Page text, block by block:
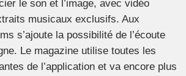
le son et l’image, avec vidéo
musicaux exclusifs. Aux
s’ajoute la possibilité de l’écoute
Le magazine utilise toutes les
de l’application et va encore plus